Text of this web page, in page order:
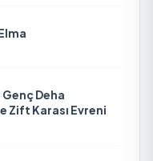
Deha
Zift Karası Evreni